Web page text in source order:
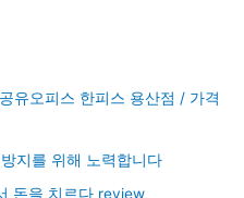
유오피스 한피스 용산점 / 가격
지를 위해 노력합니다
돈을 치르다 review